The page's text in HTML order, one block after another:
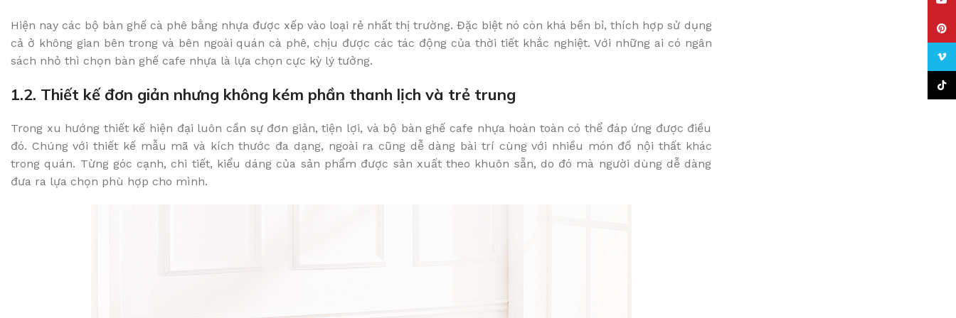
Hiện nay các bộ bàn ghế cà phê bằng nhựa được xếp vào loại rẻ nhất thị trường. Đặc biệt nó còn khá bền bỉ, thích hợp sử dụng
cả ở không gian bên trong và bên ngoài quán cà phê, chịu được các tác động của thời tiết khắc nghiệt. Với những ai có ngân
sách nhỏ thì chọn bàn ghế cafe nhựa là lựa chọn cực kỳ lý tưởng.
1.2. Thiết kế đơn giản nhưng không kém phần thanh lịch và trẻ trung
Trong xu hướng thiết kế hiện đại luôn cần sự đơn giản, tiện lợi, và bộ bàn ghế cafe nhựa hoàn toàn có thể đáp ứng được điều
đó. Chúng với thiết kế mẫu mã và kích thước đa dạng, ngoài ra cũng dễ dàng bài trí cùng với nhiều món đồ nội thất khác
trong quán. Từng góc cạnh, chi tiết, kiểu dáng của sản phẩm được sản xuất theo khuôn sẵn, do đó mà người dùng dễ dàng
đưa ra lựa chọn phù hợp cho mình.